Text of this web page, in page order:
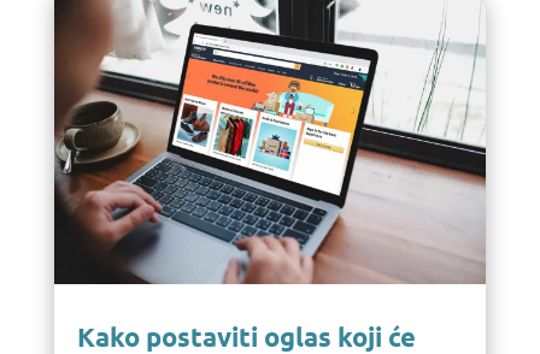
Kako postaviti oglas koji će